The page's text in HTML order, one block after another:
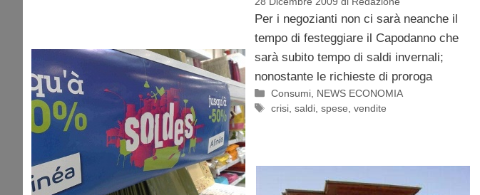
Per i negozianti non ci sarà neanche il
tempo di festeggiare il Capodanno che
sarà subito tempo di saldi invernali;
nonostante le richieste di proroga
Categorie
Consumi NEWS ECONOMIA
Tag
crisi ,saldi ,spese ,vendite